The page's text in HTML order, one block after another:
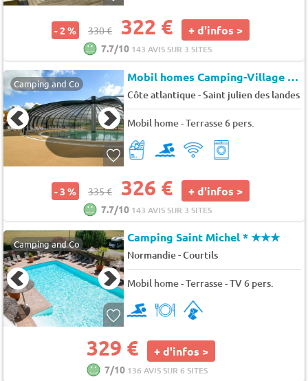
- 2 % 330 € 322 € + d'infos >
7.7/10 143 AVIS SUR 3 SITES
Camping and Co Mobil homes Camping-Village Château la Forêt
Côte atlantique-Saint julien des landes
Mobil home - Terrasse 6 pers.
- 3 % 335 € 326 € + d'infos >
7.7/10 143 AVIS SUR 3 SITES
Camping and Co Camping Saint Michel *★★★
Normandie-Courtils
Mobil home - Terrasse - TV 6 pers.
329 € + d'infos >
7/10 136 AVIS SUR 6 SITES